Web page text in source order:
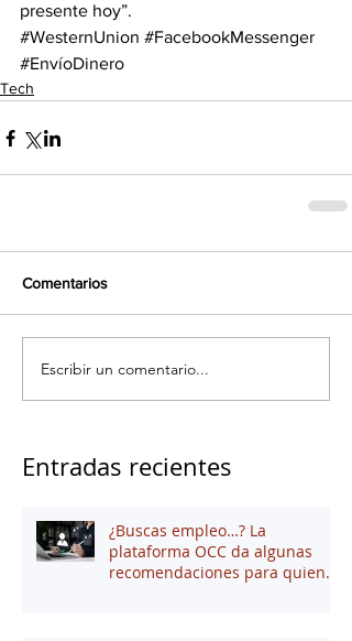
presente hoy”.
#WesternUnion #FacebookMessenger
#EnvíoDinero
Tech
Comentarios
Escribir un comentario...
Entradas recientes
¿Buscas empleo…? La
plataforma OCC da algunas
recomendaciones para quienes